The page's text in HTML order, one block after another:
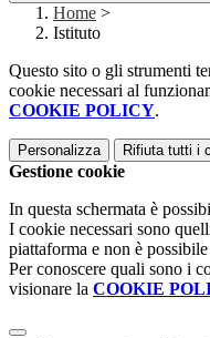
Home >
Istituto
Questo sito o gli strumenti
cookie necessari al
COOKIE POLICY.
Personalizza Rifiuta tutti i
Gestione cookie
In questa schermata è
I cookie necessari sono
piattaforma e non è
Per conoscere quali sono i
visionare la COOKIE